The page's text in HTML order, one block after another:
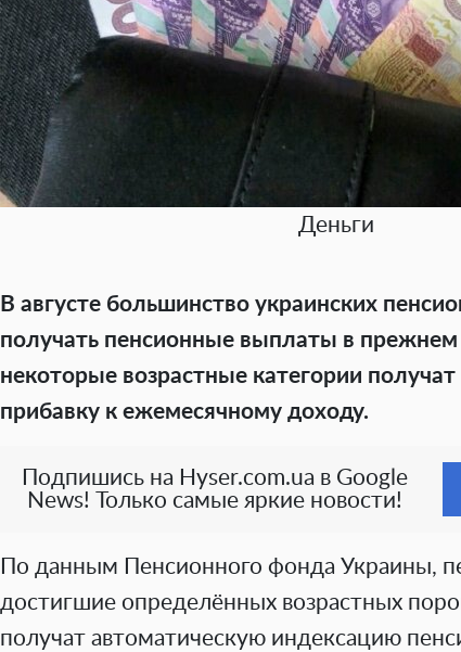
Деньги
В августе большинство украинских
получать пенсионные выплаты в
некоторые возрастные категории
прибавку к ежемесячному доходу.
Подпишись на Hyser.com.ua в Google
News! Только самые яркие новости!
По данным Пенсионного фонда Украины,
достигшие определённых возрастных
получат автоматическую индексацию